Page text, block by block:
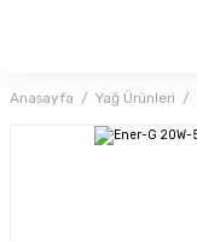
Anasayfa Yağ Ürünleri